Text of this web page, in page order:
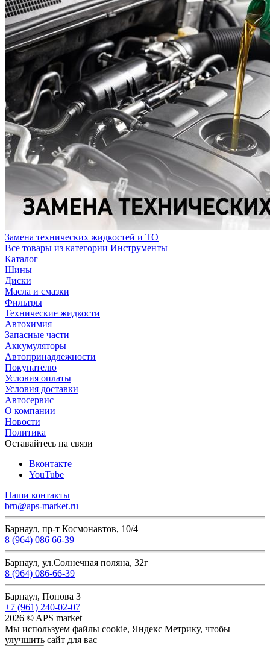
Замена технических жидкостей и ТО
Все товары из категории Инструменты
Каталог
Шины
Диски
Масла и смазки
Фильтры
Технические жидкости
Автохимия
Запасные части
Аккумуляторы
Автопринадлежности
Покупателю
Условия оплаты
Условия доставки
Автосервис
О компании
Новости
Политика
Оставайтесь на связи
Вконтакте
YouTube
Наши контакты
brn@aps-market.ru
Барнаул, пр-т Космонавтов, 10/4
8 (964) 086 66-39
Барнаул, ул.Солнечная поляна, 32г
8 (964) 086-66-39
Барнаул, Попова 3
+7 (961) 240-02-07
2026 © APS market
Мы используем файлы cookie, Яндекс Метрику, чтобы
улучшить сайт для вас